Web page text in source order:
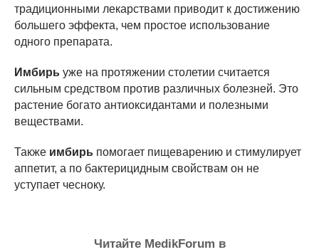
традиционными лекарствами приводит к достижению
большего эффекта, чем простое использование
одного препарата.
Имбирь уже на протяжении столетии считается
сильным средством против различных болезней. Это
растение богато антиоксидантами и полезными
веществами.
Также имбирь помогает пищеварению и стимулирует
аппетит, а по бактерицидным свойствам он не
уступает чесноку.
Читайте MedikForum в